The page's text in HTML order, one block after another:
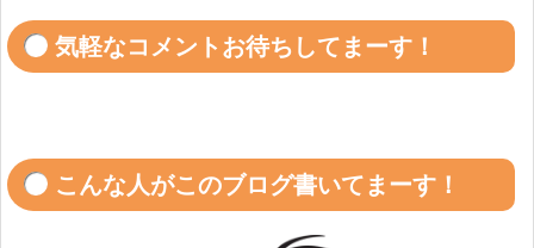
気軽なコメントお待ちしてまーす！
こんな人がこのブログ書いてまーす！